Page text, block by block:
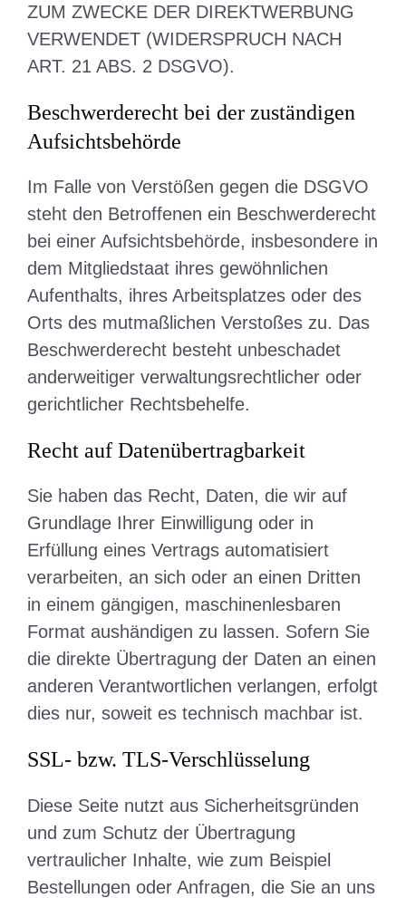
ZUM ZWECKE DER DIREKTWERBUNG
VERWENDET (WIDERSPRUCH NACH
ART. 21 ABS. 2 DSGVO).
Beschwerde­recht bei der zuständigen
Aufsichts­behörde
Im Falle von Verstößen gegen die DSGVO
steht den Betroffenen ein Beschwerderecht
bei einer Aufsichtsbehörde, insbesondere in
dem Mitgliedstaat ihres gewöhnlichen
Aufenthalts, ihres Arbeitsplatzes oder des
Orts des mutmaßlichen Verstoßes zu. Das
Beschwerderecht besteht unbeschadet
anderweitiger verwaltungsrechtlicher oder
gerichtlicher Rechtsbehelfe.
Recht auf Daten­übertrag­barkeit
Sie haben das Recht, Daten, die wir auf
Grundlage Ihrer Einwilligung oder in
Erfüllung eines Vertrags automatisiert
verarbeiten, an sich oder an einen Dritten
in einem gängigen, maschinenlesbaren
Format aushändigen zu lassen. Sofern Sie
die direkte Übertragung der Daten an einen
anderen Verantwortlichen verlangen, erfolgt
dies nur, soweit es technisch machbar ist.
SSL- bzw. TLS-Verschlüsselung
Diese Seite nutzt aus Sicherheitsgründen
und zum Schutz der Übertragung
vertraulicher Inhalte, wie zum Beispiel
Bestellungen oder Anfragen, die Sie an uns